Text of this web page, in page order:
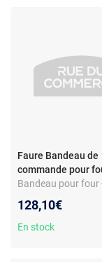
Faure Bandeau de
commande pour
Bandeau pour four
Faure FOB481W -
d’origine
128,10€
En stock